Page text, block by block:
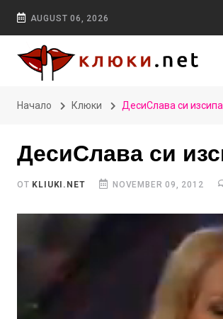
AUGUST 06, 2026
Начало Клюки ДесиСлава си
ДесиСлава си
ОТ KLIUKI.NET NOVEMBER 09, 2012